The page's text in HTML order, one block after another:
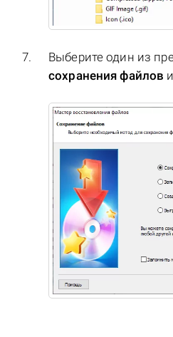
Выберите один из
сохранения файлов